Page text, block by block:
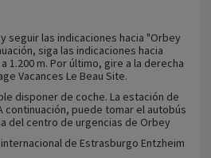
y seguir las indicaciones hacia "Orbey
siga las indicaciones hacia
1.200 m. Por último, gire a la derecha
Vacances Le Beau Site.
disponer de coche. La estación de
continuación, puede tomar el autobús
del centro de urgencias de Orbey
de Estrasburgo Entzheim